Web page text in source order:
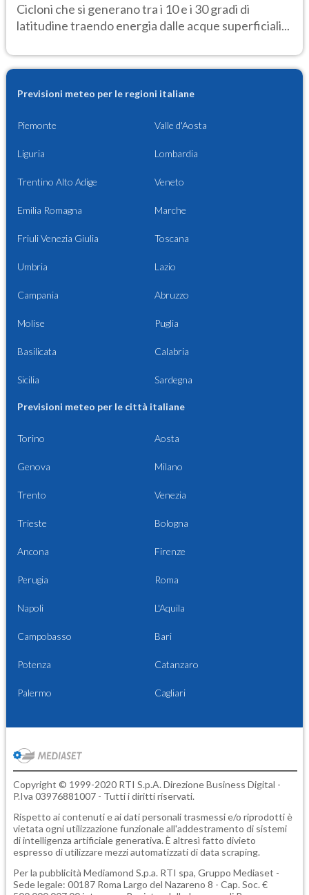
Cicloni che si generano tra i 10 e i 30 gradi di
latitudine traendo energia dalle acque superficiali...
Previsioni meteo per le regioni italiane
Piemonte Valle d'Aosta
Liguria Lombardia
Trentino Alto Adige Veneto
Emilia Romagna Marche
Friuli Venezia Giulia Toscana
Umbria Lazio
Campania Abruzzo
Molise Puglia
Basilicata Calabria
Sicilia Sardegna
Previsioni meteo per le città italiane
Torino Aosta
Genova Milano
Trento Venezia
Trieste Bologna
Ancona Firenze
Perugia Roma
Napoli L'Aquila
Campobasso Bari
Potenza Catanzaro
Palermo Cagliari
Copyright © 1999-2020 RTI S.p.A. Direzione Business Digital -
P.Iva 03976881007 - Tutti i diritti riservati.
Rispetto ai contenuti e ai dati personali trasmessi e/o riprodotti è
vietata ogni utilizzazione funzionale all'addestramento di sistemi
di intelligenza artificiale generativa. È altresì fatto divieto
espresso di utilizzare mezzi automatizzati di data scraping.
Per la pubblicità Mediamond S.p.a. RTI spa, Gruppo Mediaset -
Sede legale: 00187 Roma Largo del Nazareno 8 - Cap. Soc. €